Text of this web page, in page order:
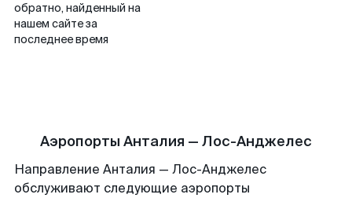
обратно, найденный на
нашем сайте за
последнее время
Аэропорты Анталия — Лос-Анджелес
Направление Анталия — Лос-Анджелес
обслуживают следующие аэропорты